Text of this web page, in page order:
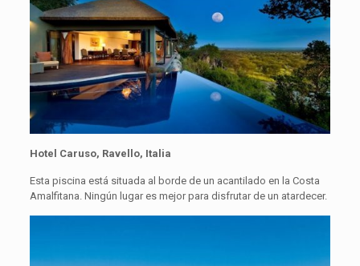
Hotel Caruso, Ravello, Italia
Esta piscina está situada al borde de un acantilado en la Costa
Amalfitana. Ningún lugar es mejor para disfrutar de un atardecer.